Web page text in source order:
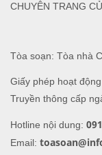
Tòa soạn: Tòa nhà
Giấy phép hoạt
Truyền thông cấp
Hotline nội dung:
Email:
CHUYÊN TRANG